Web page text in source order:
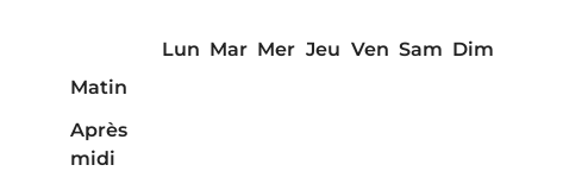
Lun Mar Mer Jeu Ven Sam Dim
Matin
Après
midi